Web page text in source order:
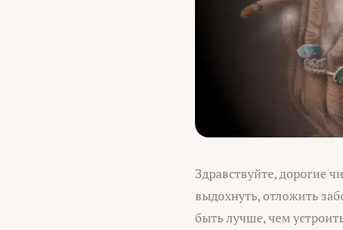
Здравствуйте, дорогие
выдохнуть, отложить
быть лучше, чем